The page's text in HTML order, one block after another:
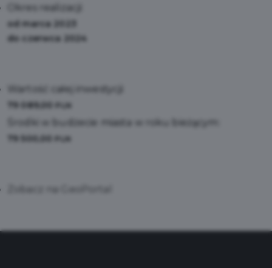
Okres realizacji:
od marca 2023
do czerwca 2024
Wartość całej inwestycji:
79 089,00
Środki w budżecie miasta w roku bieżącym:
79 500,00